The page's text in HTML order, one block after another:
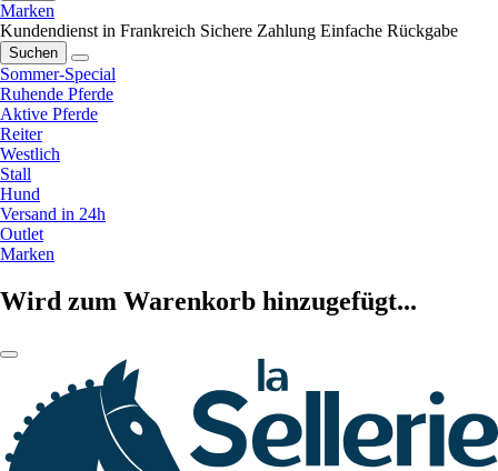
Marken
Kundendienst in Frankreich Sichere Zahlung Einfache Rückgabe
Suchen
Sommer-Special
Ruhende Pferde
Aktive Pferde
Reiter
Westlich
Stall
Hund
Versand in 24h
Outlet
Marken
Wird zum Warenkorb hinzugefügt...